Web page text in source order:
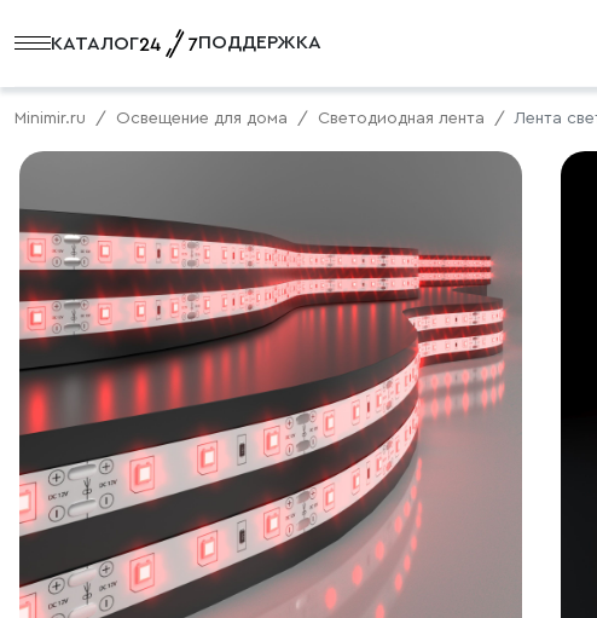
КАТАЛОГ ПОДДЕРЖКА
Minimir.ru Освещение для дома Светодиодная лента Лента